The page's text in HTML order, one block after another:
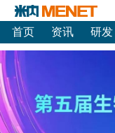
首页 资讯 研发